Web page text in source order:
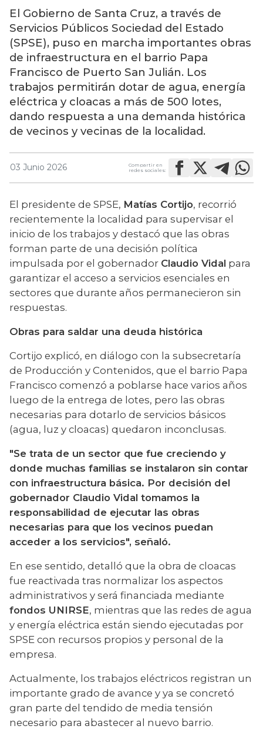
El Gobierno de Santa Cruz, a través de
Servicios Públicos Sociedad del Estado
(SPSE), puso en marcha importantes obras
de infraestructura en el barrio Papa
Francisco de Puerto San Julián. Los
trabajos permitirán dotar de agua, energía
eléctrica y cloacas a más de 500 lotes,
dando respuesta a una demanda histórica
de vecinos y vecinas de la localidad.
03 Junio 2026
Compartir en
redes sociales:
El presidente de SPSE, Matías Cortijo, recorrió
recientemente la localidad para supervisar el
inicio de los trabajos y destacó que las obras
forman parte de una decisión política
impulsada por el gobernador Claudio Vidal para
garantizar el acceso a servicios esenciales en
sectores que durante años permanecieron sin
respuestas.
Obras para saldar una deuda histórica
Cortijo explicó, en diálogo con la subsecretaría
de Producción y Contenidos, que el barrio Papa
Francisco comenzó a poblarse hace varios años
luego de la entrega de lotes, pero las obras
necesarias para dotarlo de servicios básicos
(agua, luz y cloacas) quedaron inconclusas.
"Se trata de un sector que fue creciendo y
donde muchas familias se instalaron sin contar
con infraestructura básica. Por decisión del
gobernador Claudio Vidal tomamos la
responsabilidad de ejecutar las obras
necesarias para que los vecinos puedan
acceder a los servicios", señaló.
En ese sentido, detalló que la obra de cloacas
fue reactivada tras normalizar los aspectos
fondos UNIRSE, mientras que las redes de agua
y energía eléctrica están siendo ejecutadas por
SPSE con recursos propios y personal de la
empresa.
Actualmente, los trabajos eléctricos registran un
importante grado de avance y ya se concretó
gran parte del tendido de media tensión
necesario para abastecer al nuevo barrio.